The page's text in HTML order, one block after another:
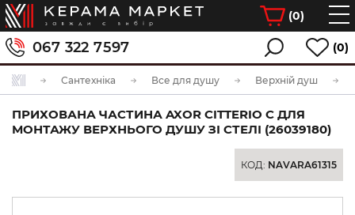
(0)
067 322 7597 (0)
Сантехніка Все для душу Верхній душ
ПРИХОВАНА ЧАСТИНА AXOR CITTERIO C ДЛЯ
МОНТАЖУ ВЕРХНЬОГО ДУШУ ЗІ СТЕЛІ (26039180)
КОД: NAVARA61315